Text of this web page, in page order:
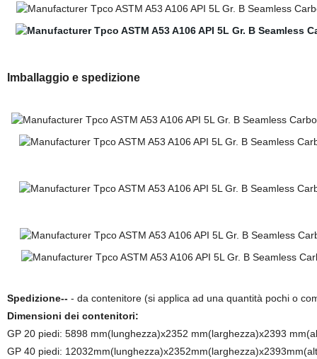
Imballaggio e spedizione
Spedizione-- - da contenitore (si applica ad una quantità pochi o
Dimensioni dei contenitori:
GP 20 piedi: 5898 mm(lunghezza)x2352 mm(larghezza)x2393
GP 40 piedi: